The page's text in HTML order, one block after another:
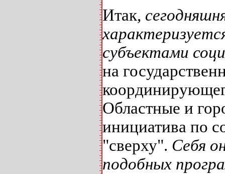
Итак,
субъектами
на
Областные и
инициатива по
"сверху". Себя
подобных